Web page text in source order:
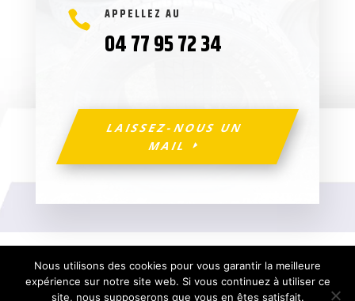
 APPELLEZ AU
04 77 95 72 34
LAISSEZ-NOUS UN
MAIL
Politique de Confidentialité
Plan du Site
Création Site Internet Saint-Etienne | WEBILIKO
Nous utilisons des cookies pour vous garantir la meilleure
expérience sur notre site web. Si vous continuez à utiliser ce
site, nous supposerons que vous en êtes satisfait.